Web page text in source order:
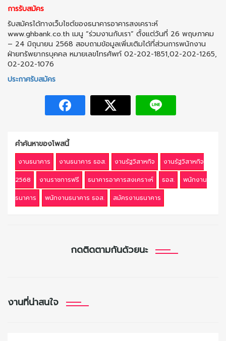
การรับสมัคร
รับสมัครได้ทางเว็บไซต์ของธนาคารอาคารสงเคราะห์
www.ghbank.co.th เมนู “ร่วมงานกับเรา” ตั้งแต่วันที่ 26 พฤษภาคม
– 24 มิถุนายน 2568 สอบถามข้อมูลเพิ่มเติมได้ที่ส่วนการพนักงาน
ฝ่ายทรัพยากรบุคคล หมายเลขโทรศัพท์ 02-202-1851,02-202-1265,
02-202-1076
ประกาศรับสมัคร
คำค้นหาของโพสนี้
งานธนาคาร งานธนาคาร ธอส. งานรัฐวิสาหกิจ
งานรัฐวิสาหกิจ
2568
งานราชการฟรี ธนาคารอาคารสงเคราะห์ ธอส.
พนักงาน
ธนาคาร
พนักงานธนาคาร ธอส. สมัครงานธนาคาร
กดติดตามกันด้วยนะ
งานที่น่าสนใจ